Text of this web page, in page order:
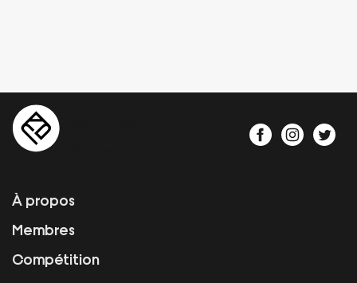
À propos
Membres
Compétition